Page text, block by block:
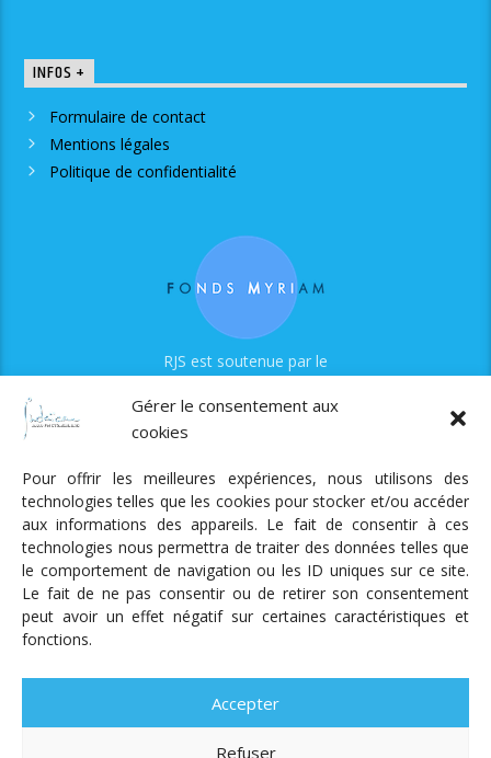
Gérer le consentement aux
cookies
Pour offrir les meilleures expériences, nous utilisons des
technologies telles que les cookies pour stocker et/ou accéder
aux informations des appareils. Le fait de consentir à ces
technologies nous permettra de traiter des données telles que
le comportement de navigation ou les ID uniques sur ce site.
Le fait de ne pas consentir ou de retirer son consentement
peut avoir un effet négatif sur certaines caractéristiques et
fonctions.
Accepter
Refuser
INFOS +
Formulaire de contact
Mentions légales
Politique de confidentialité
RJS est soutenue par le
Radio Judaica Strasbourg
Tous droits réservés
RADIO JUDAÏCA
ÉMISSIONS ET GRILLE DES PROGRAMMES
PODCASTS
UN DON
ADHÉRER MENTIONS LÉGALES
RÉAL.